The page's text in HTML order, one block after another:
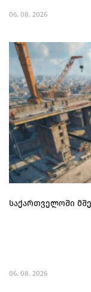
06. 08. 2026
საქართველოში
06. 08. 2026